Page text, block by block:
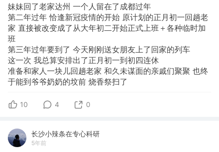
妹妹回了老家达州 一个人留在了成都过年
第二年过年 恰逢新冠疫情的开始 原计划的正月初一回趟老
家 直接被改变成了从大年初二开始正式上班＋各种临时加
班
第三年过年要到了 今天刚刚送女朋友上了回家的列车
这一次 我总算安排出了正月初一到初四连休
准备和家人一块儿回趟老家 和久未谋面的亲戚们聚聚 也终
于能到爷爷奶奶的坟前 烧香祭扫了
10 4 0
长沙小辣条在专心科研
5年前